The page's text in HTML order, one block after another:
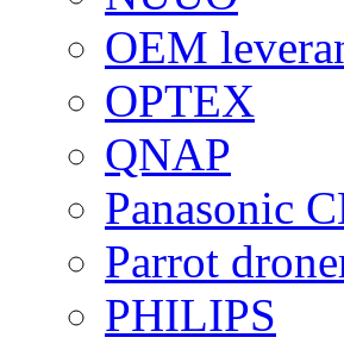
OEM
OPTEX
QNAP
Panasonic
Parrot
PHILIPS